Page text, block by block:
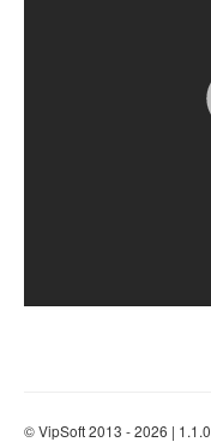
© VipSoft 2013 - 2026 | 1.1.0